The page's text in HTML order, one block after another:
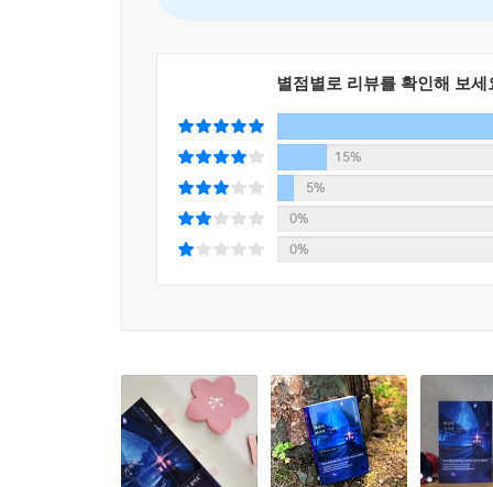
무슨 뜻인지 어리둥절했다.
“내려. 부탁할게.”
“미안해. 미사코. 정말 미안하지만… 살아 있어 줘.”
남편의 목소리가 떨렸다. 그러더니 내릴 기미가
것보다는 나아서. 평생을 후회하고 싶지 않아서.
누구라도 사랑하는 사람을 잃어본 사람이라면
한 번이라도 만져보고 싶다는걸. 남겨진 사람
인사를 통해 무뎌지지 않는 아픔에서 헤어 나오
사고를 당한 사람도
여느 날처럼 일상의 이야기를 나누기도 하고, 자
서로가 알아챌 수 있는 눈빛과 손짓을 보내기도
안다.
별점별로 리뷰를 확인해 보세
15%
5%
0%
0%